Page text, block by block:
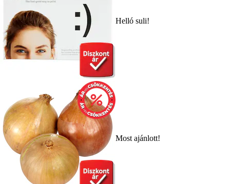
Helló suli!
Most ajánlott!